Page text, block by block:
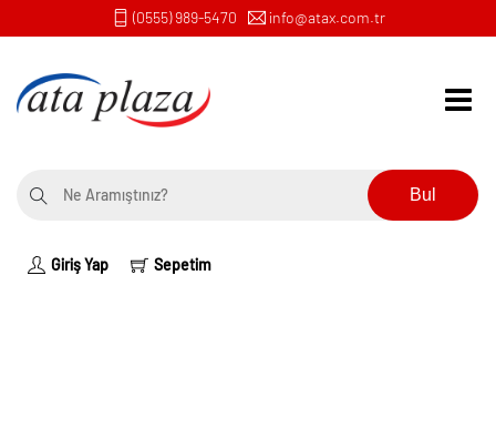
(0555) 989-5470 info@atax.com.tr
Bul
Giriş Yap Sepetim